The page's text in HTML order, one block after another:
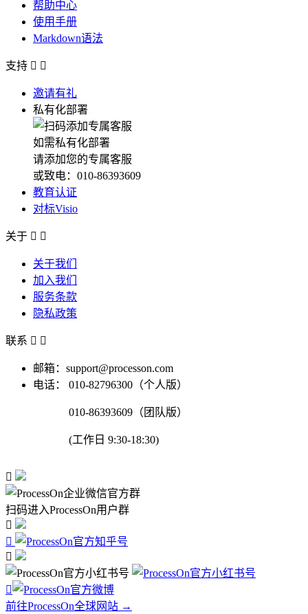
帮助中心
使用手册
Markdown语法
支持  
邀请有礼
私有化部署
如需私有化部署
请添加您的专属客服
或致电：010-86393609
教育认证
对标Visio
关于  
关于我们
加入我们
服务条款
隐私政策
联系  
邮箱：support@processon.com
电话：
010-82796300（个人版）
010-86393609（团队版）
(工作日 9:30-18:30)

扫码进入ProcessOn用户群




前往ProcessOn全球网站 →